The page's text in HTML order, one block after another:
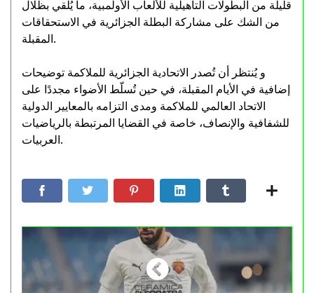
قليلة من البطولات التأهيلية للألعاب الأولمبية، ما يُلقي بظلال
من الشك على مشاركة البطلة الجزائرية في الاستحقاقات
المقبلة.
و يُنتظر أن تُصدر الاتحادية الجزائرية للملاكمة توضيحات
إضافية في الأيام المقبلة، في حين تُسلّط الأضواء مجددًا على
الاتحاد العالمي للملاكمة ومدى التزامه بالمعايير الدولية
للشفافية والإنصاف، خاصة في القضايا المرتبطة بالرياضيات
العربيات.